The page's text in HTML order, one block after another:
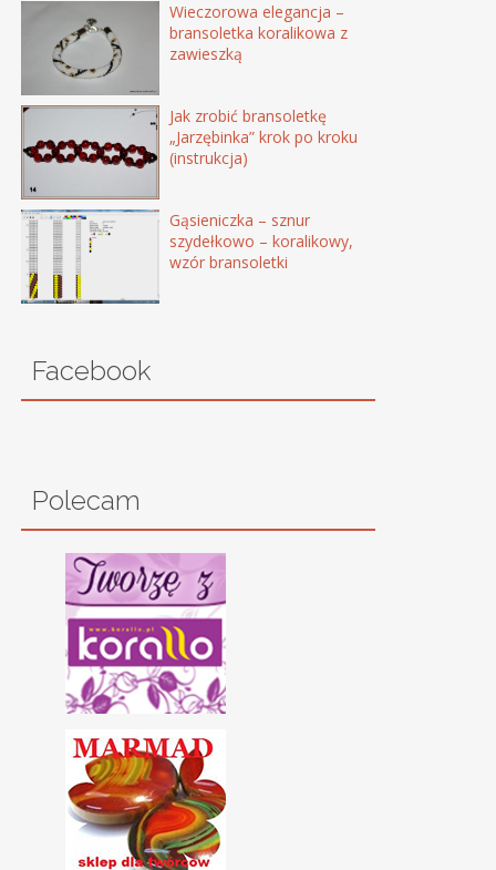
Wieczorowa elegancja –
bransoletka koralikowa z
zawieszką
Jak zrobić bransoletkę
„Jarzębinka” krok po kroku
(instrukcja)
Gąsieniczka – sznur
szydełkowo – koralikowy,
wzór bransoletki
Facebook
Polecam